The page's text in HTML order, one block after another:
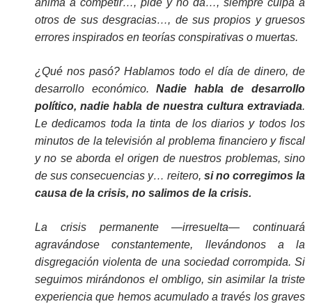
anima a competir…, pide y no da…, siempre culpa a
otros de sus desgracias…, de sus propios y gruesos
errores inspirados en teorías conspirativas o muertas.
¿Qué nos pasó? Hablamos todo el día de dinero, de
desarrollo económico.Nadie habla de
desarrollo
político, nadie habla de nuestra cultura extraviada.
Le dedicamos toda la tinta de los diarios y todos los
minutos de la televisión al problema financiero y fiscal
y no se aborda el origen de nuestros problemas, sino
de sus consecuencias y… reitero, si no corregimos la
causa de la crisis, no salimos de la crisis.
La crisis permanente —irresuelta— continuará
agravándose constantemente, llevándonos a la
disgregación violenta de una sociedad corrompida. Si
seguimos mirándonos el ombligo, sin asimilar la triste
experiencia que hemos acumulado a través los graves